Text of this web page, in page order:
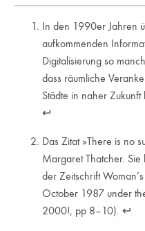
In den 1990er Jahren
aufkommenden
Digitalisierung so
dass räumliche
Städte in naher
↩︎
Das Zitat »There is no
Margaret Thatcher.
der Zeitschrift
October 1987 under
2000!, pp 8–10). ↩︎